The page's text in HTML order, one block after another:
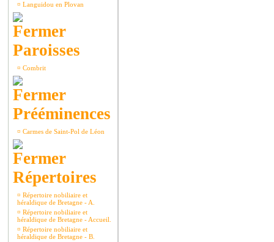
¤ Languidou en Plovan
Paroisses
¤ Combrit
Prééminences
¤ Carmes de Saint-Pol de Léon
Répertoires
¤ Répertoire nobiliaire et
héraldique de Bretagne - A.
¤ Répertoire nobiliaire et
héraldique de Bretagne - Accueil.
¤ Répertoire nobiliaire et
héraldique de Bretagne - B.